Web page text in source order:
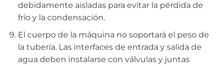
debidamente aisladas para evitar la pérdida de
frío y la condensación.
El cuerpo de la máquina no soportará el peso de
la tubería. Las interfaces de entrada y salida de
agua deben instalarse con válvulas y juntas